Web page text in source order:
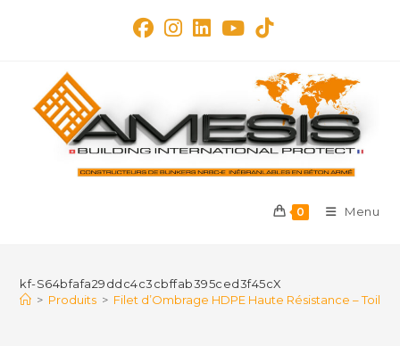
0 Menu
kf-S64bfafa29ddc4c3cbffab395ced3f45cX
> Produits > Filet d’Ombrage HDPE Haute Résistance –